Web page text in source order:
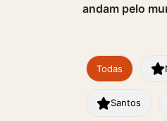
andam pelo
Todas
Santos